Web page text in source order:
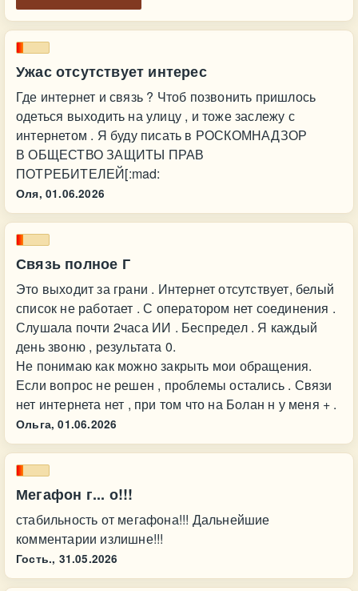
Ужас отсутствует интерес
Где интернет и связь ? Чтоб позвонить пришлось
одеться выходить на улицу , и тоже заслежу с
интернетом . Я буду писать в РОСКОМНАДЗОР
В ОБЩЕСТВО ЗАЩИТЫ ПРАВ
ПОТРЕБИТЕЛЕЙ[:mad:
Оля, 01.06.2026
Связь полное Г
Это выходит за грани . Интернет отсутствует, белый
список не работает . С оператором нет соединения .
Слушала почти 2часа ИИ . Беспредел . Я каждый
день звоню , результата 0.
Не понимаю как можно закрыть мои обращения.
Если вопрос не решен , проблемы остались . Связи
нет интернета нет , при том что на Болан н у меня + .
Ольга, 01.06.2026
Мегафон г... о!!!
стабильность от мегафона!!! Дальнейшие
комментарии излишне!!!
Гость., 31.05.2026